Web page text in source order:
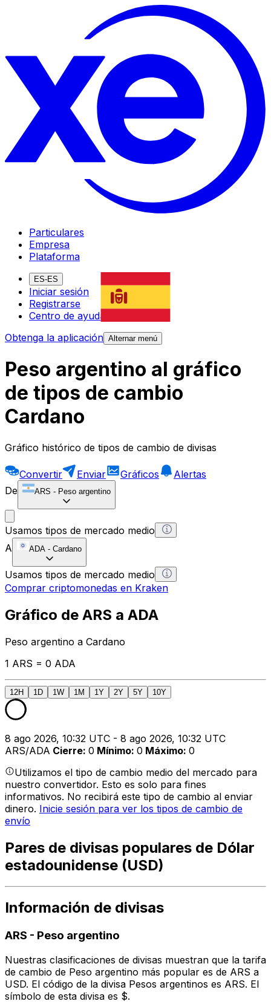
Particulares
Empresa
Plataforma
ES-ES
Iniciar sesión
Registrarse
Centro de ayuda
Obtenga la aplicación Alternar menú
Peso argentino al gráfico
de tipos de cambio
Cardano
Gráfico histórico de tipos de cambio de divisas
Convertir Enviar Gráficos
Alertas
De
ARS - Peso argentino
Usamos tipos de mercado medio
A
ADA - Cardano
Usamos tipos de mercado medio
Comprar criptomonedas en Kraken
Gráfico de ARS a ADA
Peso argentino a Cardano
1 ARS = 0 ADA
12H 1D 1W 1M 1Y 2Y 5Y 10Y
8 ago 2026, 10:32 UTC - 8 ago 2026, 10:32 UTC
ARS/ADA Cierre: 0 Mínimo: 0 Máximo: 0
Utilizamos el tipo de cambio medio del mercado para
nuestro convertidor. Esto es solo para fines
informativos. No recibirá este tipo de cambio al enviar
dinero. Inicie sesión para ver los tipos de cambio de
envío
Pares de divisas populares de Dólar
estadounidense (USD)
Información de divisas
ARS - Peso argentino
Nuestras clasificaciones de divisas muestran que la tarifa
de cambio de Peso argentino más popular es de ARS a
USD. El código de la divisa Pesos argentinos es ARS. El
símbolo de esta divisa es $.